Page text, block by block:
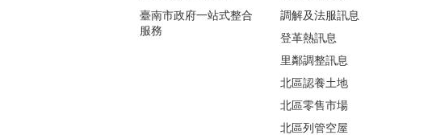
臺南市政府一站式整合
服務
調解及法服訊息
登革熱訊息
里鄰調整訊息
北區認養土地
北區零售市場
北區列管空屋